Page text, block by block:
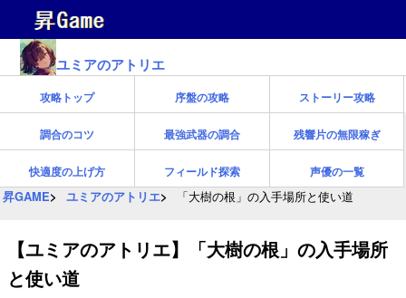
ユミアのアトリエ
攻略トップ 序盤の攻略 ストーリー攻略
調合のコツ 最強武器の調合 残響片の無限稼ぎ
快適度の上げ方 フィールド探索 声優の一覧
昇GAME ユミアのアトリエ 「大樹の根」の入手場所と使い道
【ユミアのアトリエ】「大樹の根」の入手場所
と使い道